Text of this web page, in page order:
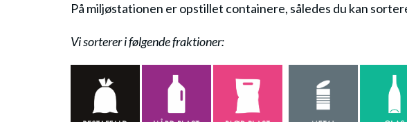
På miljøstationen er opstillet containere, således du kan
Vi sorterer i følgende fraktioner: